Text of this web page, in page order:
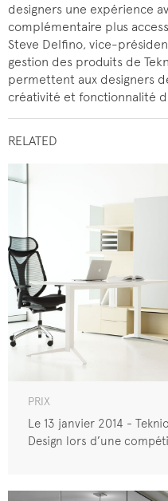
designers une expérience
complémentaire plus
Steve Delfino, vice-
gestion des produits de
permettent aux designers
créativité et fonctionnalité
RELATED
PRIX
Le 13 janvier 2014 -
Design lors d’une